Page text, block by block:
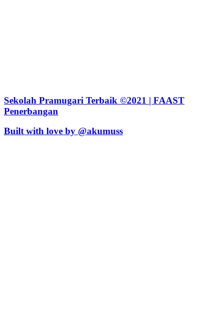
Sekolah Pramugari Terbaik ©2021 | FAAST
Penerbangan
Built with love by @akumuss